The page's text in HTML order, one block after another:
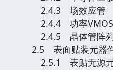
2.4.3 场效应管
2.4.4 功率VMOS
2.4.5 晶体管阵
2.5 表面贴装元器
2.5.1 表贴无源